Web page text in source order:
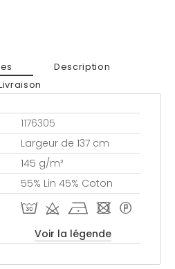
Description
1176305
Largeur de 137 cm
145 g/m²
55% Lin 45% Coton
T d h - *
Voir la légende